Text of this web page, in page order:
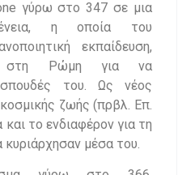
γύρω στο 347 σε μια
η οποία του
εκπαίδευση,
στη Ρώμη για να
σπουδές του. Ως νέος
ζωής (πρβλ. Επ.
και το ενδιαφέρον για τη
κυριάρχησαν μέσα του.